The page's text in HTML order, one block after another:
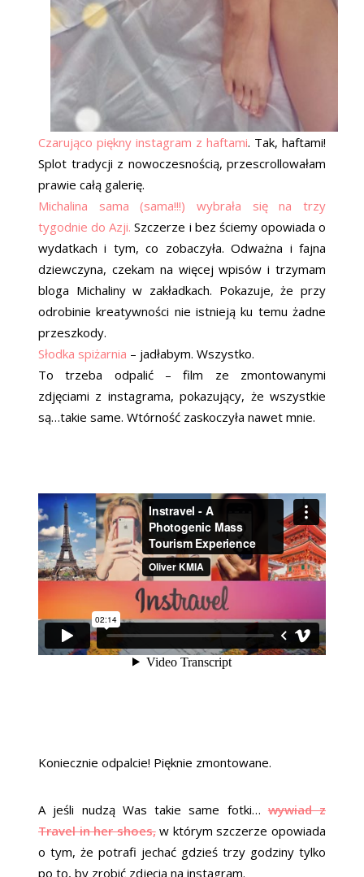
Czarująco piękny instagram z haftami. Tak, haftami!
Splot tradycji z nowoczesnością, przescrollowałam
prawie całą galerię.
Michalina sama (sama!!!) wybrała się na trzy
tygodnie do Azji. Szczerze i bez ściemy opowiada o
wydatkach i tym, co zobaczyła. Odważna i fajna
dziewczyna, czekam na więcej wpisów i trzymam
bloga Michaliny w zakładkach. Pokazuje, że przy
odrobinie kreatywności nie istnieją ku temu żadne
przeszkody.
Słodka spiżarnia – jadłabym. Wszystko.
To trzeba odpalić – film ze zmontowanymi
zdjęciami z instagrama, pokazujący, że wszystkie
są…takie same. Wtórność zaskoczyła nawet mnie.
Koniecznie odpalcie! Pięknie zmontowane.
A jeśli nudzą Was takie same fotki…wywiad z
Travel in her shoes,w którym szczerze opowiada
o tym, że potrafi jechać gdzieś trzy godziny tylko
po to, by zrobić zdjęcia na instagram.